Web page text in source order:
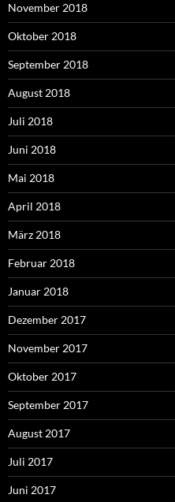
November 2018
Oktober 2018
September 2018
August 2018
Juli 2018
Juni 2018
Mai 2018
April 2018
März 2018
Februar 2018
Januar 2018
Dezember 2017
November 2017
Oktober 2017
September 2017
August 2017
Juli 2017
Juni 2017